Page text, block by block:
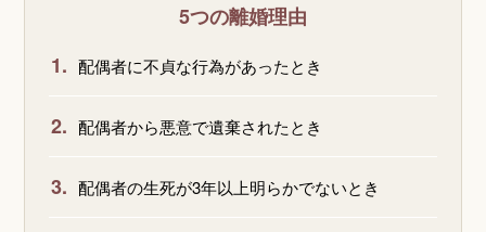
5つの離婚理由
1. 配偶者に不貞な行為があったとき
2. 配偶者から悪意で遺棄されたとき
3. 配偶者の生死が3年以上明らかでないとき